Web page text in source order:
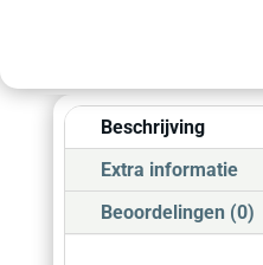
Beschrijving
Extra informatie
Beoordelingen (0)